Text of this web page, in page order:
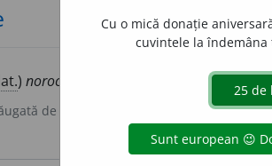
) norocul este orb – Cicero, „De
de
Cu o mică donație
cuvintele la